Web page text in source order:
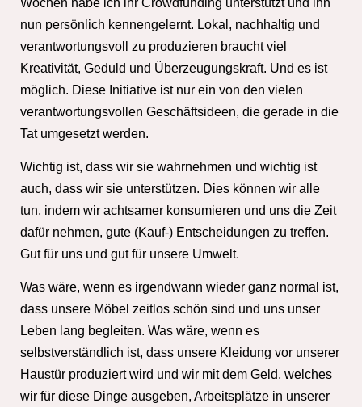
nun persönlich kennengelernt. Lokal, nachhaltig und
verantwortungsvoll zu produzieren braucht viel
Kreativität, Geduld und Überzeugungskraft. Und es ist
möglich. Diese Initiative ist nur ein von den vielen
verantwortungsvollen Geschäftsideen, die gerade in die
Tat umgesetzt werden.
Wichtig ist, dass wir sie wahrnehmen und wichtig ist
auch, dass wir sie unterstützen. Dies können wir alle
tun, indem wir achtsamer konsumieren und uns die Zeit
dafür nehmen, gute (Kauf-) Entscheidungen zu treffen.
Gut für uns und gut für unsere Umwelt.
Was wäre, wenn es irgendwann wieder ganz normal ist,
dass unsere Möbel zeitlos schön sind und uns unser
Leben lang begleiten. Was wäre, wenn es
selbstverständlich ist, dass unsere Kleidung vor unserer
Haustür produziert wird und wir mit dem Geld, welches
wir für diese Dinge ausgeben, Arbeitsplätze in unserer